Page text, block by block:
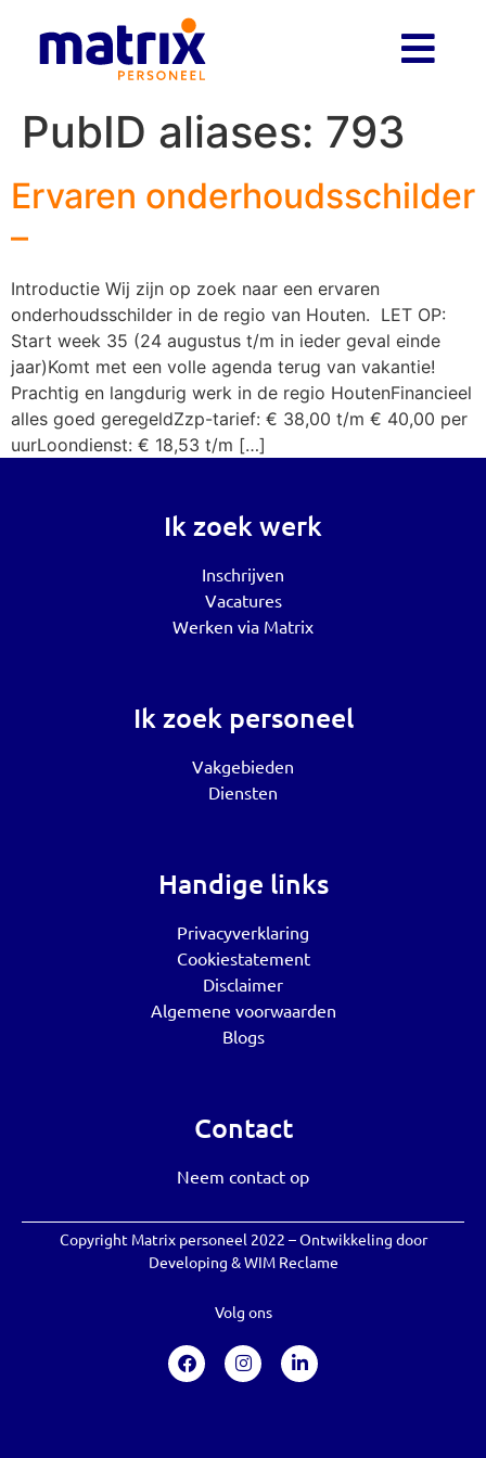
PubID aliases: 793
Ervaren onderhoudsschilder
–
Introductie Wij zijn op zoek naar een ervaren
onderhoudsschilder in de regio van Houten. LET OP:
Start week 35 (24 augustus t/m in ieder geval einde
jaar)Komt met een volle agenda terug van vakantie!
Prachtig en langdurig werk in de regio HoutenFinancieel
alles goed geregeldZzp-tarief: € 38,00 t/m € 40,00 per
uurLoondienst: € 18,53 t/m […]
Ik zoek werk
Inschrijven
Vacatures
Werken via Matrix
Ik zoek personeel
Vakgebieden
Diensten
Handige links
Privacyverklaring
Cookiestatement
Disclaimer
Algemene voorwaarden
Blogs
Contact
Neem contact op
Copyright Matrix personeel 2022 – Ontwikkeling door
Developing &WIM Reclame
Volg ons